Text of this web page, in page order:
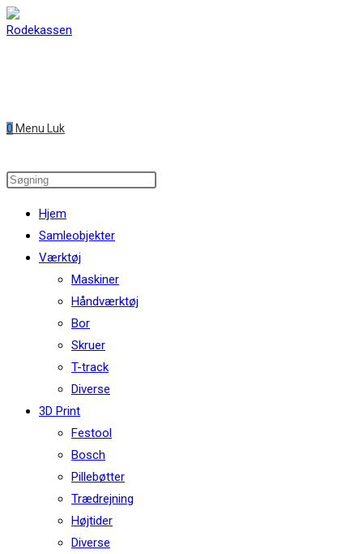
Skip
to
0 Menu Luk
Search
website
Hjem
Samleobjekter
Værktøj
Maskiner
Håndværktøj
Bor
Skruer
T-track
Diverse
3D Print
Festool
Bosch
Pillebøtter
Trædrejning
Højtider
Diverse